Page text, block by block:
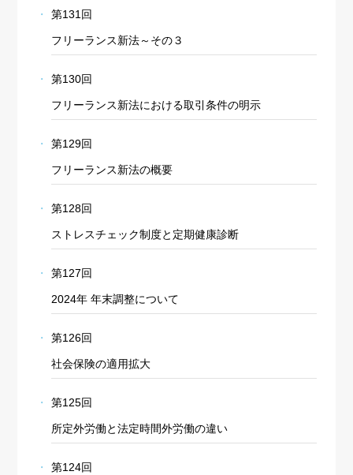
第131回
フリーランス新法～その３
第130回
フリーランス新法における取引条件の明示
第129回
フリーランス新法の概要
第128回
ストレスチェック制度と定期健康診断
第127回
2024年 年末調整について
第126回
社会保険の適用拡大
第125回
所定外労働と法定時間外労働の違い
第124回